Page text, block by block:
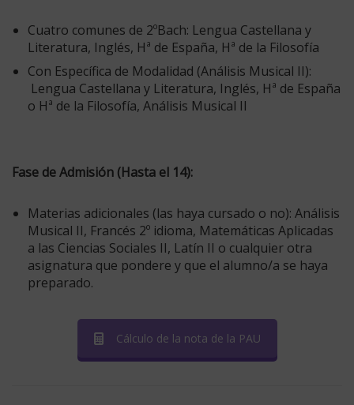
Cuatro comunes de 2ºBach: Lengua Castellana y
Literatura, Inglés, Hª de España, Hª de la Filosofía
Con Específica de Modalidad (Análisis Musical II):
Lengua Castellana y Literatura, Inglés, Hª de España
o Hª de la Filosofía, Análisis Musical II
Fase de Admisión (Hasta el 14):
Materias adicionales (las haya cursado o no): Análisis
Musical II, Francés 2º idioma, Matemáticas Aplicadas
a las Ciencias Sociales II, Latín II o cualquier otra
asignatura que pondere y que el alumno/a se haya
preparado.
Cálculo de la nota de la PAU